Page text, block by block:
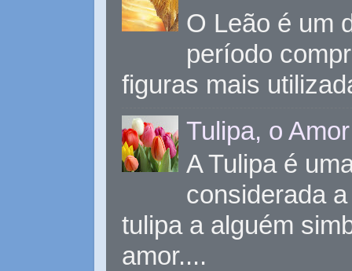
O Leão é um
período
figuras mais
Tulipa, o
A Tulipa é
considerada
tulipa a alguém
amor....